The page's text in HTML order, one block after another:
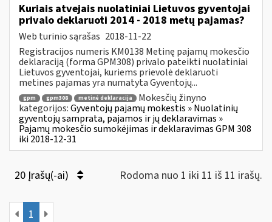
Kuriais atvejais nuolatiniai Lietuvos gyventojai
privalo deklaruoti 2014 - 2018 metų pajamas?
Web turinio sąrašas 2018-11-22
Registracijos numeris KM0138 Metinę pajamų mokesčio
deklaraciją (forma GPM308) privalo pateikti nuolatiniai
Lietuvos gyventojai, kuriems prievolė deklaruoti
metines pajamas yra numatyta Gyventojų...
gpm gpm308 metinė deklaracija
Mokesčių žinyno
kategorijos:Gyventojų pajamų mokestis » Nuolatinių
gyventojų samprata, pajamos ir jų deklaravimas »
Pajamų mokesčio sumokėjimas ir deklaravimas GPM 308
iki 2018-12-31
20 Įrašų(-ai) Rodoma nuo 1 iki 11 iš 11 irašų.
1